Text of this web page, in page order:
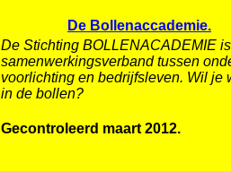
De Bollenaccademie.
De Stichting BOLLENACADEMIE
samenwerkingsverband tussen
voorlichting en bedrijfsleven. Wil je
in de bollen?
Gecontroleerd maart 2012.